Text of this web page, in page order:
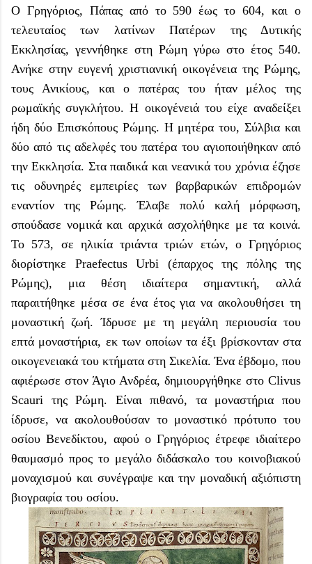
Ο Γρηγόριος, Πάπας από το 590 έως το 604, και ο
τελευταίος των λατίνων Πατέρων της Δυτικής
Εκκλησίας, γεννήθηκε στη Ρώμη γύρω στο έτος 540.
Ανήκε στην ευγενή χριστιανική οικογένεια της Ρώμης,
τους Ανικίους, και ο πατέρας του ήταν μέλος της
ρωμαϊκής συγκλήτου. Η οικογένειά του είχε αναδείξει
ήδη δύο Επισκόπους Ρώμης. Η μητέρα του, Σύλβια και
δύο από τις αδελφές του πατέρα του αγιοποιήθηκαν από
την Εκκλησία. Στα παιδικά και νεανικά του χρόνια έζησε
τις οδυνηρές εμπειρίες των βαρβαρικών επιδρομών
εναντίον της Ρώμης. Έλαβε πολύ καλή μόρφωση,
σπούδασε νομικά και αρχικά ασχολήθηκε με τα κοινά.
Το 573, σε ηλικία τριάντα τριών ετών, ο Γρηγόριος
διορίστηκε Praefectus Urbi (έπαρχος της πόλης της
Ρώμης), μια θέση ιδιαίτερα σημαντική, αλλά
παραιτήθηκε μέσα σε ένα έτος για να ακολουθήσει τη
μοναστική ζωή. Ίδρυσε με τη μεγάλη περιουσία του
επτά μοναστήρια, εκ των οποίων τα έξι βρίσκονταν στα
οικογενειακά του κτήματα στη Σικελία. Ένα έβδομο, που
αφιέρωσε στον Άγιο Ανδρέα, δημιουργήθηκε στο Clivus
Scauri της Ρώμη. Είναι πιθανό, τα μοναστήρια που
ίδρυσε, να ακολουθούσαν το μοναστικό πρότυπο του
οσίου Βενεδίκτου, αφού ο Γρηγόριος έτρεφε ιδιαίτερο
θαυμασμό προς το μεγάλο διδάσκαλο του κοινοβιακού
μοναχισμού και συνέγραψε και την μοναδική αξιόπιστη
βιογραφία του οσίου.